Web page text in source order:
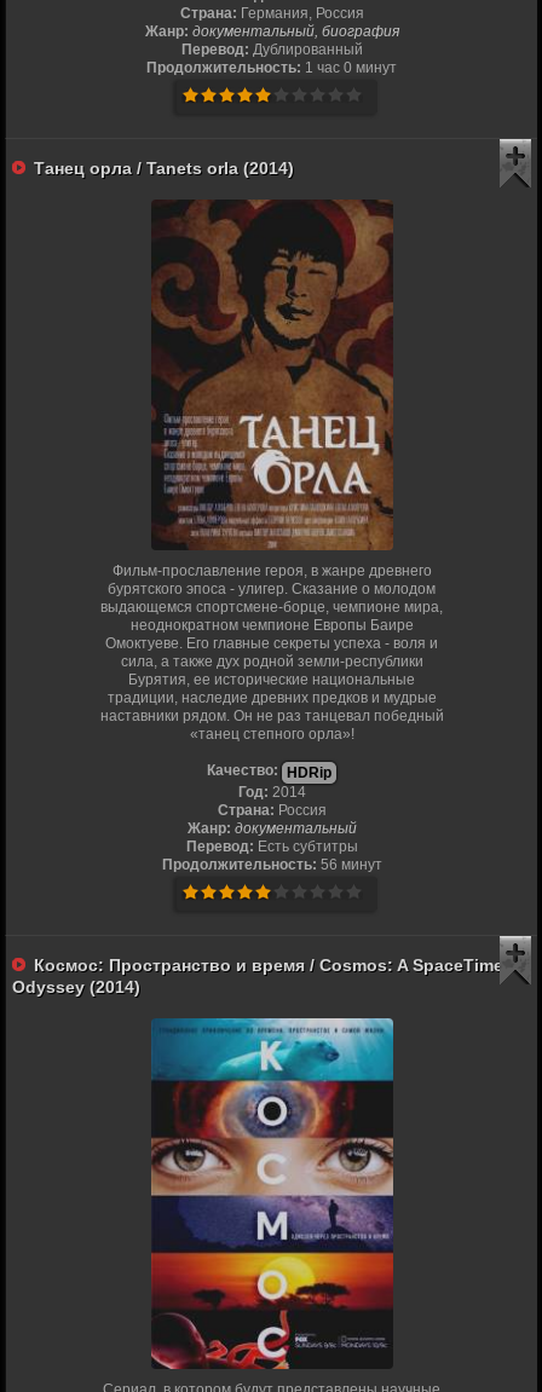
Страна: Германия, Россия
Жанр: документальный, биография
Перевод: Дублированный
Продолжительность: 1 час 0 минут
Танец орла / Tanets orla (2014)
Фильм-прославление героя, в жанре древнего
бурятского эпоса - улигер. Сказание о молодом
выдающемся спортсмене-борце, чемпионе мира,
неоднократном чемпионе Европы Баире
Омоктуеве. Его главные секреты успеха - воля и
сила, а также дух родной земли-республики
Бурятия, ее исторические национальные
традиции, наследие древних предков и мудрые
наставники рядом. Он не раз танцевал победный
«танец степного орла»!
Качество:
HDRip
Год: 2014
Страна: Россия
Жанр: документальный
Перевод: Есть субтитры
Продолжительность: 56 минут
Космос: Пространство и время / Cosmos: A SpaceTime
Odyssey (2014)